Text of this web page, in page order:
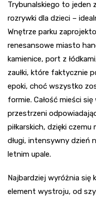
Trybunalskiego to jeden
rozrywki dla dzieci –
Wnętrze parku
renesansowe miasto
kamienice, port z
zaułki, które faktycznie
epoki, choć wszystko
formie. Całość mieści
przestrzeni
piłkarskich, dzięki
długi, intensywny dzień
letnim upale.
Najbardziej wyróżnia
element wystroju, od